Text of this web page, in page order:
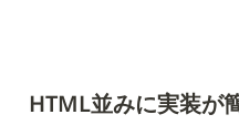
HTML並みに実装が